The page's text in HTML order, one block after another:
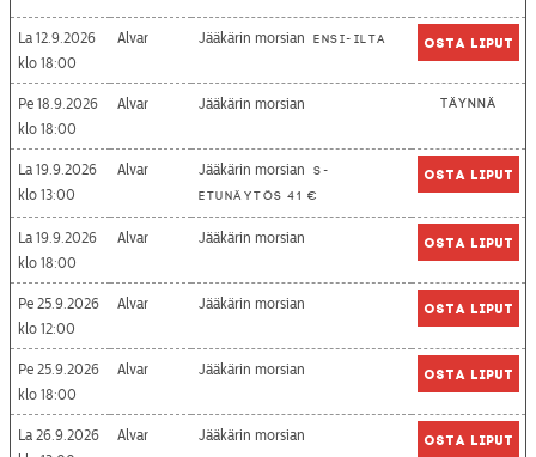
La 12.9.2026
18:00
Alvar Jääkärin morsian Ensi-ilta Osta liput
Pe 18.9.2026
18:00
Alvar Jääkärin morsian Täynnä
La 19.9.2026
13:00
Alvar Jääkärin morsian
S-
etunäytös 41 €
Osta liput
La 19.9.2026
18:00
Alvar Jääkärin morsian Osta liput
Pe 25.9.2026
12:00
Alvar Jääkärin morsian Osta liput
Pe 25.9.2026
18:00
Alvar Jääkärin morsian Osta liput
La 26.9.2026
Alvar Jääkärin morsian Osta liput